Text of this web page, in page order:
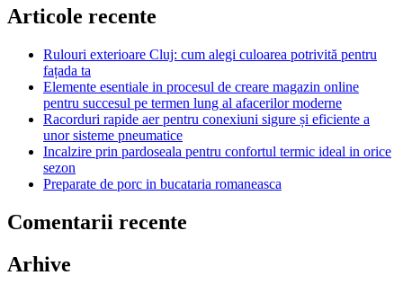
Articole recente
Rulouri exterioare Cluj: cum alegi culoarea potrivită pentru
fațada ta
Elemente esentiale in procesul de creare magazin online
pentru succesul pe termen lung al afacerilor moderne
Racorduri rapide aer pentru conexiuni sigure și eficiente a
unor sisteme pneumatice
Incalzire prin pardoseala pentru confortul termic ideal in orice
sezon
Preparate de porc in bucataria romaneasca
Comentarii recente
Arhive